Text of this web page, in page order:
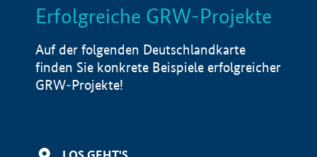
LISTE Info
Erfolgreiche GRW-Projekte
Auf der folgenden Deutschlandkarte
finden Sie konkrete Beispiele erfolgreicher
GRW-Projekte!